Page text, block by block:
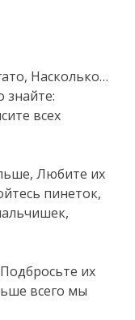
Насколько…
знайте:
всех
Любите их
пинеток,
их
всего мы